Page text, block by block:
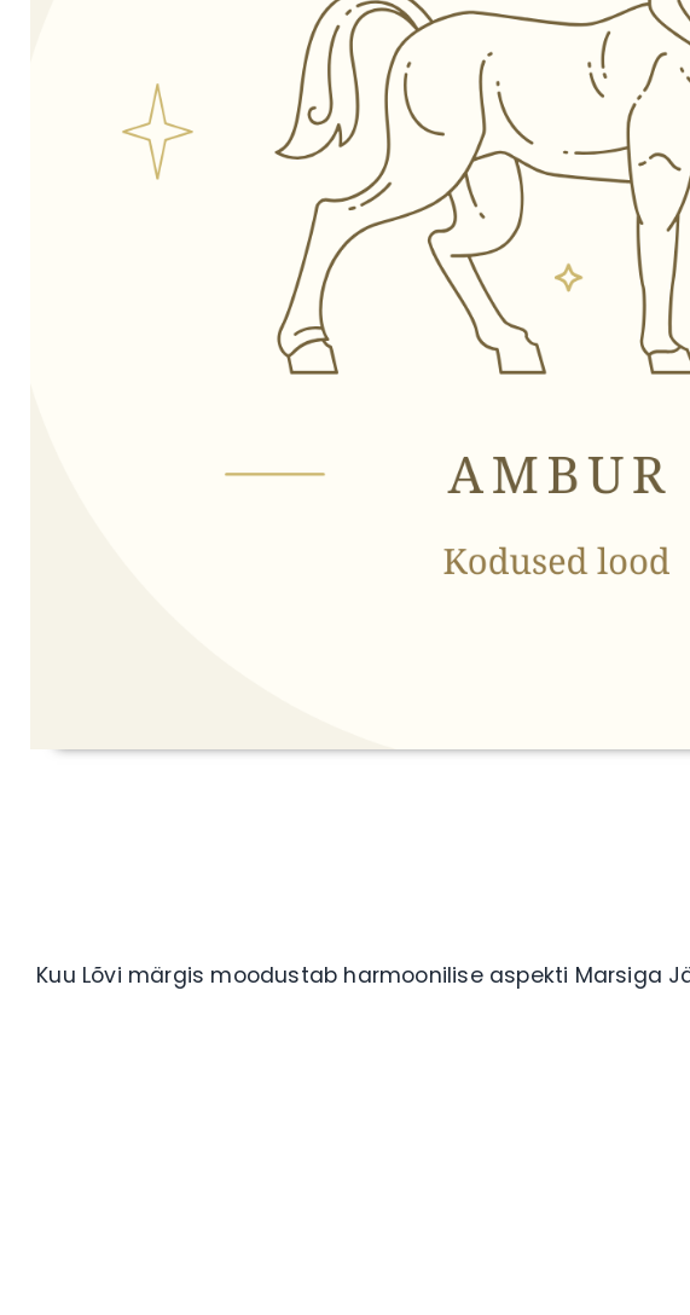
Kuu Lõvi märgis moodustab harmoonilise aspekti Marsiga